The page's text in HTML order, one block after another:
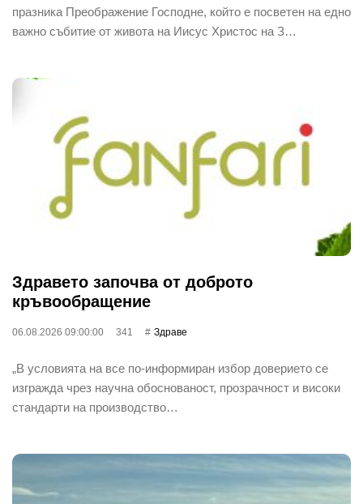
празника Преображение Господне, който е посветен на едно
важно събитие от живота на Иисус Христос на З…
Здравето започва от доброто
кръвообращение
06.08.2026 09:00:00 341 Здраве
„В условията на все по-информиран избор доверието се
изгражда чрез научна обоснованост, прозрачност и високи
стандарти на производство…